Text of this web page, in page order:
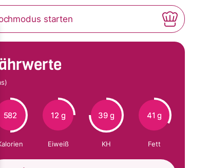
starten
582 12 g
Eiweiß
39 g
KH
41 g
Fett